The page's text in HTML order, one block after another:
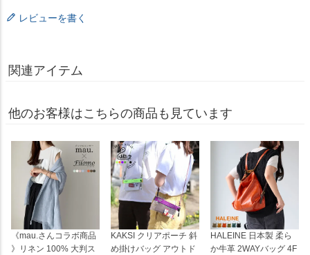
レビューを書く
関連アイテム
他のお客様はこちらの商品も見ています
《mau.さんコラボ商品
》リネン 100% 大判ス
KAKSI クリアポーチ 斜
め掛けバッグ アウトド
HALEINE 日本製 柔ら
か牛革 2WAYバッグ 4F